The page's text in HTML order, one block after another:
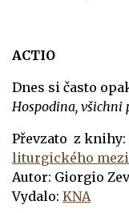
ACTIO
Dnes si často
Hospodina, všichni
Převzato z knihy:
liturgického
Autor: Giorgio
Vydalo: KNA